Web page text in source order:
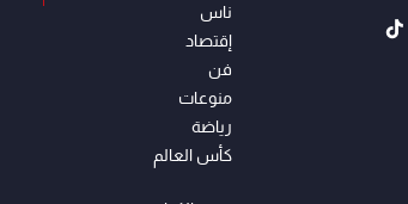
ناس
إقتصاد
فن
منوعات
رياضة
كأس العالم